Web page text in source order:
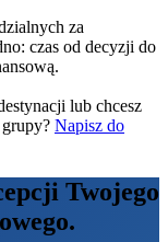
za
czas od decyzji do
lub chcesz
Napisz do
Twojego